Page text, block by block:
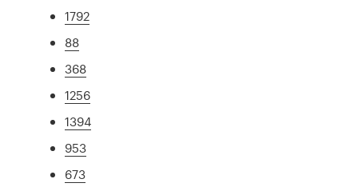
1792
88
368
1256
1394
953
673